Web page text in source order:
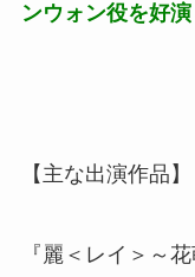
ンウォン役を好演
【主な出演作品】
『麗＜レイ＞～